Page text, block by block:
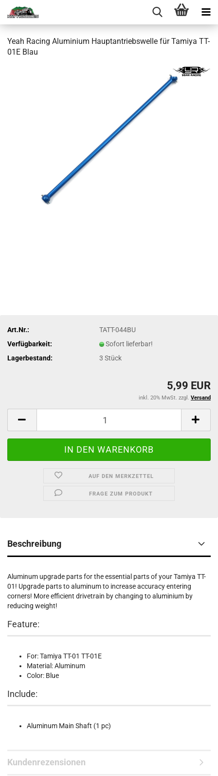
Yeah Racing Aluminium Hauptantriebswelle für Tamiya TT-
01E Blau
Art.Nr.:
TATT-044BU
Verfügbarkeit:
Sofort lieferbar!
Lagerbestand:
3Stück
5,99 EUR
inkl. 20% MwSt. zzgl. Versand
AUF DEN MERKZETTEL
FRAGE ZUM PRODUKT
Beschreibung
Aluminum upgrade parts for the essential parts of your Tamiya TT-
01! Upgrade parts to aluminum to increase accuracy entering
corners! More efficient drivetrain by changing to aluminium by
reducing weight!
Feature:
For: Tamiya TT-01 TT-01E
Material: Aluminum
Color: Blue
Include:
Aluminum Main Shaft (1 pc)
Kundenrezensionen